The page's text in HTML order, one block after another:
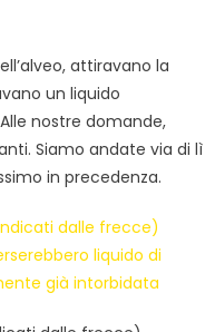
attiravano la
un liquido
nostre domande,
Siamo andate via di lì
in precedenza.